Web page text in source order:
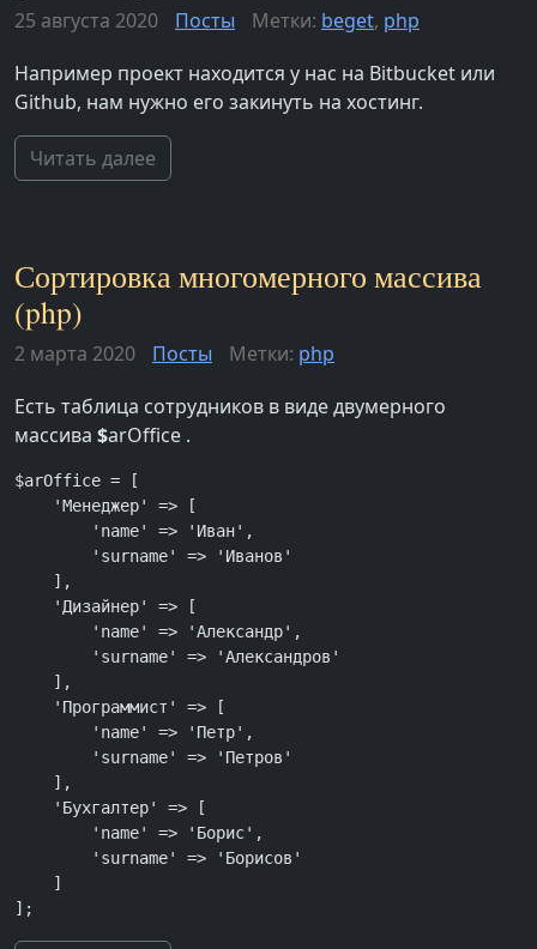
25 августа 2020 Посты Метки: beget, php
Например проект находится у нас на Bitbucket или
Github, нам нужно его закинуть на хостинг.
Читать далее
Сортировка многомерного массива
(php)
2 марта 2020 Посты Метки: php
Есть таблица сотрудников в виде двумерного
массива $arOffice .
$arOffice = [
];